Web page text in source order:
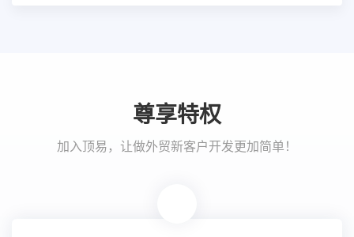
尊享特权
加入顶易，让做外贸新客户开发更加简单！